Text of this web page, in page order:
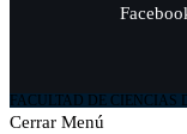
FACULTAD DE
Cerrar Menú